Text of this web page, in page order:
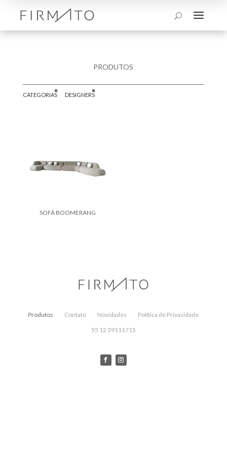
U a
PRODUTOS
CATEGORIAS DESIGNERS
SOFÁ BOOMERANG
Produtos Contato Novidades
Política de Privacidade
55 12 39111715